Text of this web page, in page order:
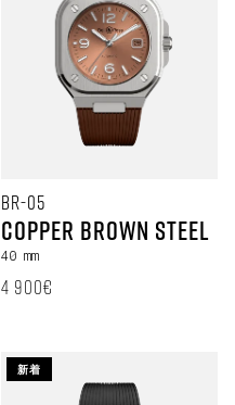
BR-05
Copper Brown Steel
40 mm
定価
4 900€
新着